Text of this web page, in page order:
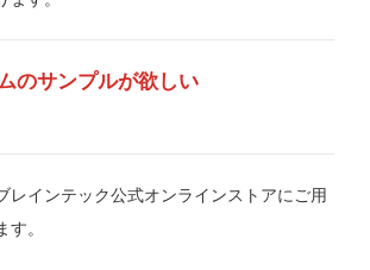
のサンプルが欲しい
レインテック公式オンラインストアにご用
。